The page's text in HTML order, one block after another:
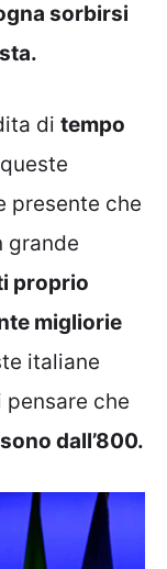
sorbirsi
di tempo
presente che
grande
proprio
migliorie
italiane
che
dall’800.